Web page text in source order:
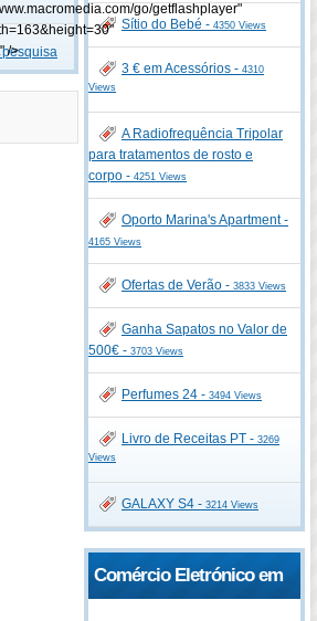
go/getflashplayer"
/>
Sítio do Bebé - 4350 Views
3 € em Acessórios - 4310
Views
A Radiofrequência Tripolar
para tratamentos de rosto e
corpo - 4251 Views
Oporto Marina's Apartment -
4165 Views
Ofertas de Verão - 3833 Views
Ganha Sapatos no Valor de
500€ - 3703 Views
Perfumes 24 - 3494 Views
Livro de Receitas PT - 3269
Views
GALAXY S4 - 3214 Views
Comércio Eletrónico em